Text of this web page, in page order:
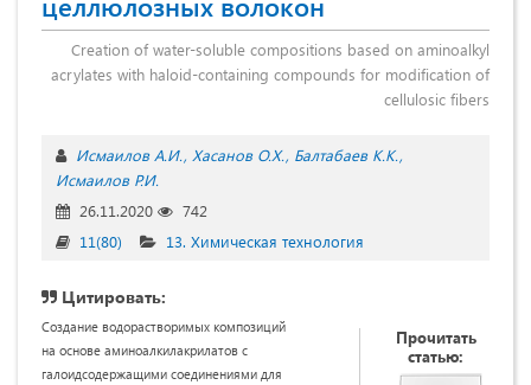
Creation of water-soluble compositions based on aminoalkyl
acrylates with haloid-containing compounds for modification of
cellulosic fibers
Исмаилов А.И. Хасанов О.Х. Балтабаев К.К.
Исмаилов Р.И.
26.11.2020
742
11(80)
13. Химическая технология
Цитировать:
Создание водорастворимых композиций
на основе аминоалкилакрилатов с
галоидсодержащими соединениями для
Прочитать
статью: